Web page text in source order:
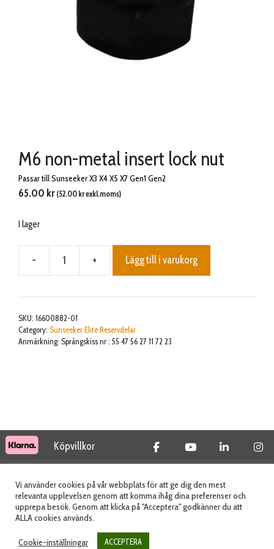
M6 non-metal insert lock nut
Passar till Sunseeker X3 X4 X5 X7 Gen1 Gen2
65.00 kr (52.00 krexkl.moms)
I lager
-
metal
lock
nut
+ Lägg till i varukorg
SKU: 16600882-01
Category: Sunseeker Elite Reservdelar
Anmärkning: Sprängskiss nr : 55 47 56 27 11 72 23
Köpvillkor
© 2026 Tidab AB - All Rights Reserved
Vi använder cookies på vår webbplats för att ge dig den mest
relevanta upplevelsen genom att komma ihåg dina preferenser och
upprepa besök. Genom att klicka på "Acceptera" godkänner du att
ALLA cookies används.
Cookie-inställningar ACCEPTERA